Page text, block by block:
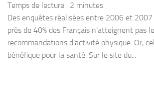
Temps de lecture : 2 minutes
Des enquêtes réalisées entre 2006 et
près de 40% des Français n’atteignent pas
recommandations d’activité physique. Or,
bénéfique pour la santé. Sur le site du...